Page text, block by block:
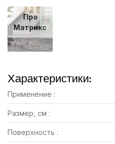
Про
Матрикс
Характеристики:
Применение :
Размер, см :
Поверхность :